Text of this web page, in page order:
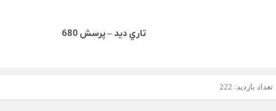
تاري ديد – پرسش 680
تعداد بازدید: 222